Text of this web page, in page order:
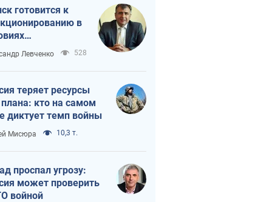
готовится к
в
кризиса
Левченко 528
теряет ресурсы
кто на самом
диктует темп войны
Мисюра 10,3 т.
проспал угрозу:
может проверить
войной